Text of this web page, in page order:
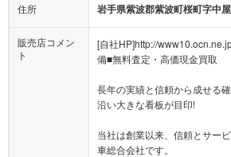
住所 岩手県紫波郡紫波町桜町字中
販売店コメン
ト
[自社HP]http://
備■無料査定・高価現金買取
長年の実績と信頼から成せる
沿い大きな看板が目印!
当社は創業以来、信頼とサー
車総合会社です。